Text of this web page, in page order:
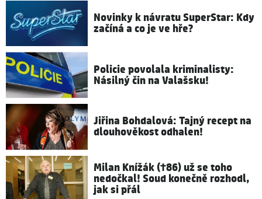
Novinky k návratu SuperStar: Kdy
začíná a co je ve hře?
Policie povolala kriminalisty:
Násilný čin na Valašsku!
Jiřina Bohdalová: Tajný recept na
dlouhověkost odhalen!
Milan Knížák (†86) už se toho
nedočkal! Soud konečně rozhodl,
jak si přál